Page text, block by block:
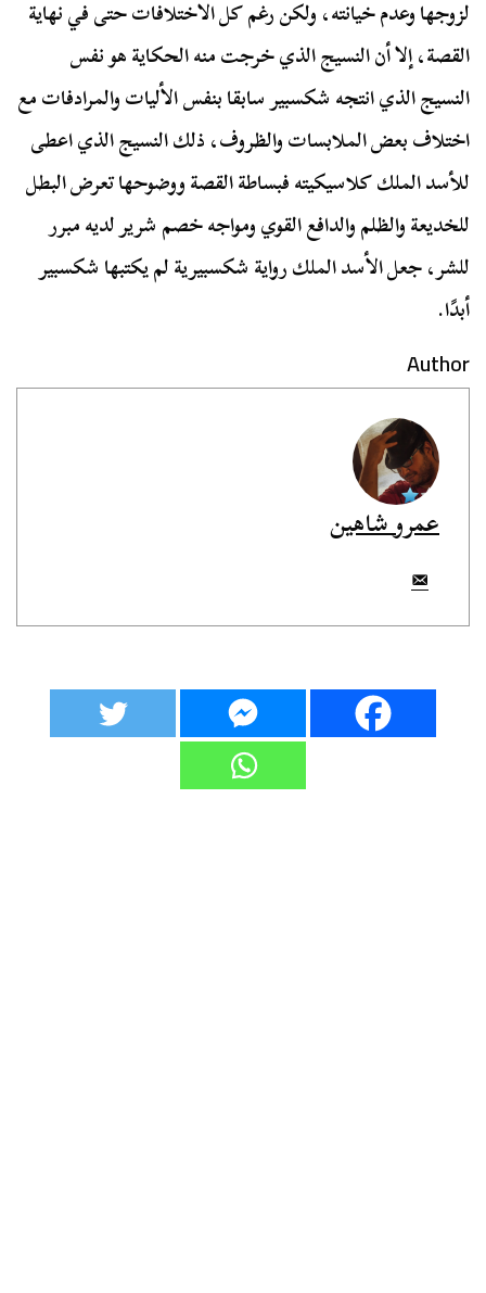
لزوجها وعدم خيانته، ولكن رغم كل الاختلافات حتى في نهاية
القصة، إلا أن النسيج الذي خرجت منه الحكاية هو نفس
النسيج الذي انتجه شكسبير سابقا بنفس الأليات والمرادفات مع
اختلاف بعض الملابسات والظروف، ذلك النسيج الذي اعطى
للأسد الملك كلاسيكيته فبساطة القصة ووضوحها تعرض البطل
للخديعة والظلم والدافع القوي ومواجه خصم شرير لديه مبرر
للشر، جعل الأسد الملك رواية شكسبيرية لم يكتبها شكسبير
أبدًا.
Author
عمرو شاهين